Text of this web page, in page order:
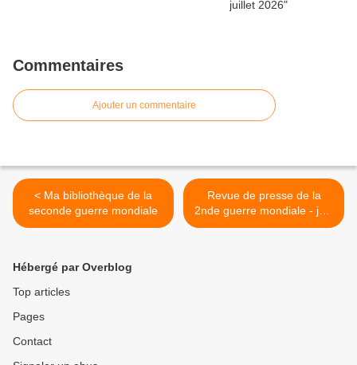
Commentaires
Ajouter un commentaire
< Ma bibliothèque de la
seconde guerre mondiale
Revue de presse de la
2nde guerre mondiale - juin
2025 >
Hébergé par Overblog
Top articles
Pages
Contact